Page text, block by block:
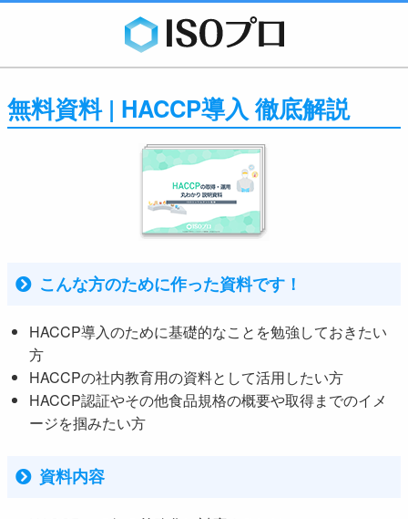
無料資料 | HACCP導入 徹底解説
こんな方のために作った資料です！
HACCP導入のために基礎的なことを勉強しておきたい
方
HACCPの社内教育用の資料として活用したい方
HACCP認証やその他食品規格の概要や取得までのイメ
ージを掴みたい方
資料内容